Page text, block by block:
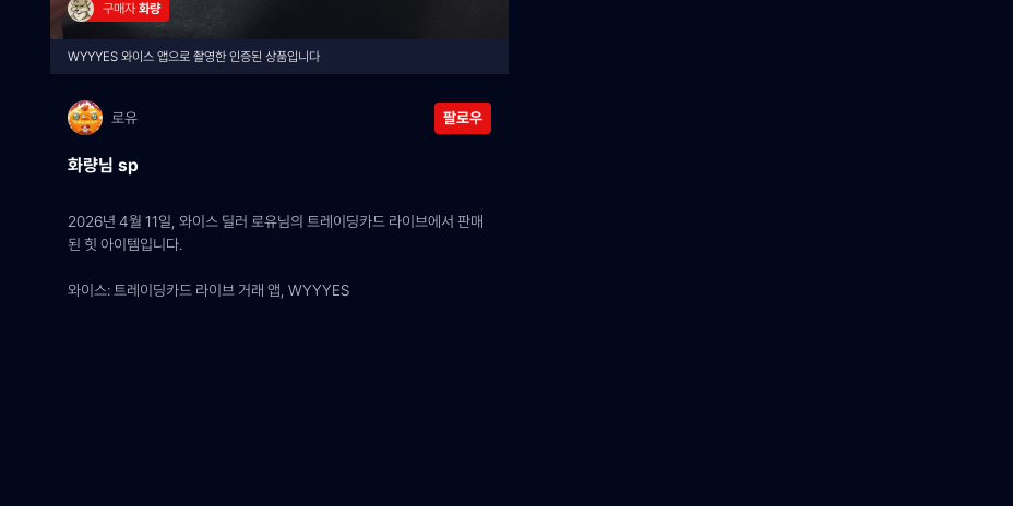
구매자 화량
WYYYES 와이스 앱으로 촬영한 인증된 상품입니다
로유 팔로우
화량님 sp
2026년 4월 11일, 와이스 딜러 로유님의 트레이딩카드 라이브에서 판매
된 힛 아이템입니다.
와이스: 트레이딩카드 라이브 거래 앱, WYYYES